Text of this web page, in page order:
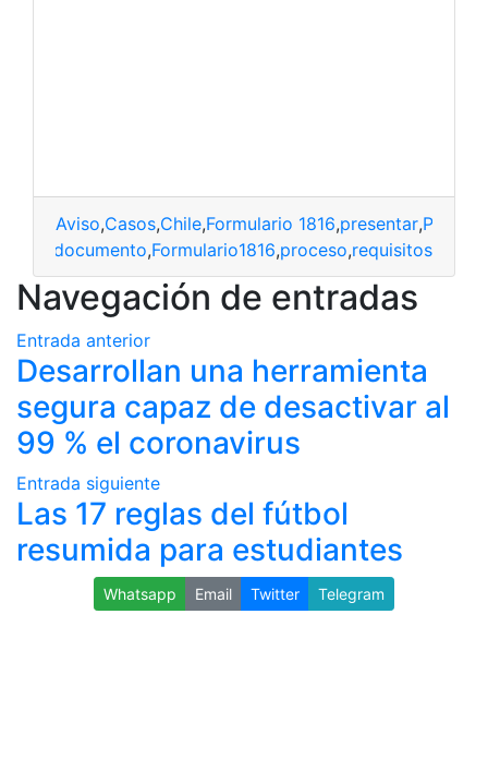
Aviso,Casos,Chile,Formulario 1816,presentar,
documento,Formulario1816,proceso,requisitos
Navegación de entradas
Entrada anterior
Desarrollan una herramienta
segura capaz de desactivar al
99 % el coronavirus
Entrada siguiente
Las 17 reglas del fútbol
resumida para estudiantes
Whatsapp Email Twitter Telegram